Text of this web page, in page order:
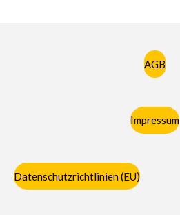
AGB
Impressum
Datenschutzrichtlinien (EU)